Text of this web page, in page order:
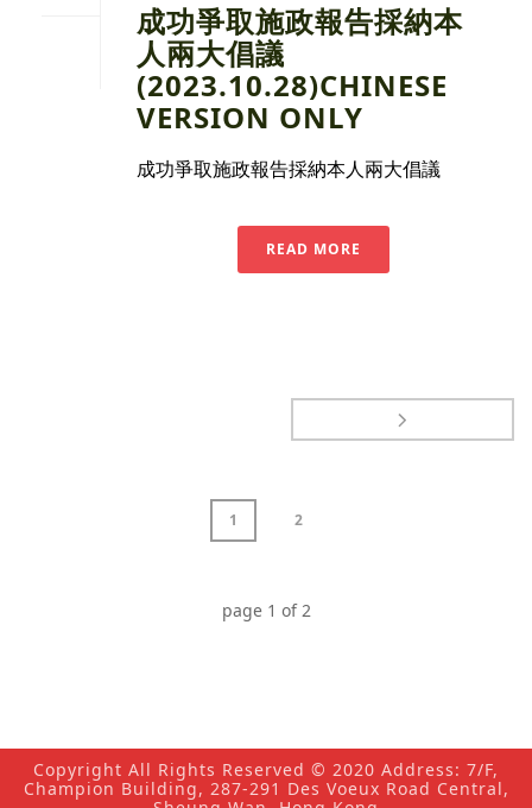
成功爭取施政報告採納本
人兩大倡議
(2023.10.28)CHINESE
VERSION ONLY
成功爭取施政報告採納本人兩大倡議
READ MORE
1 2
page 1 of2
Copyright All Rights Reserved © 2020 Address: 7/F,
Champion Building, 287-291 Des Voeux Road Central,